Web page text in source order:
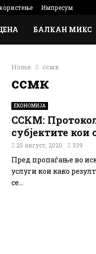
Импресум
БАЛКАН МИКС
Home ссмк
ссмк
ЕКОНОМИЈА
ССКМ:
субјектите
25 август, 2020 339
Пред пропаѓање во
услуги кои како
се...